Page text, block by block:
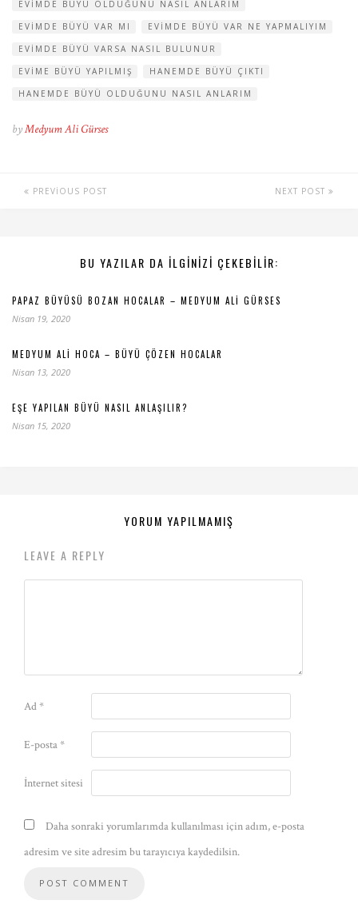
EVIMDE BÜYÜ OLDUĞUNU NASIL ANLARIM
EVIMDE BÜYÜ VAR MI
EVIMDE BÜYÜ VAR NE YAPMALIYIM
EVIMDE BÜYÜ VARSA NASIL BULUNUR
EVIME BÜYÜ YAPILMIŞ
HANEMDE BÜYÜ ÇIKTI
HANEMDE BÜYÜ OLDUĞUNU NASIL ANLARIM
byMedyum Ali Gürses
PREVIOUS POST NEXT POST
BU YAZILAR DA ILGINIZI ÇEKEBILIR:
PAPAZ BÜYÜSÜ BOZAN HOCALAR – MEDYUM ALI GÜRSES
Nisan 19, 2020
MEDYUM ALI HOCA – BÜYÜ ÇÖZEN HOCALAR
Nisan 13, 2020
EŞE YAPILAN BÜYÜ NASIL ANLAŞILIR?
Nisan 15, 2020
YORUM YAPILMAMIŞ
LEAVE A REPLY
Ad*
E-posta*
İnternet sitesi
Daha sonraki yorumlarımda kullanılması için adım, e-posta
adresim ve site adresim bu tarayıcıya kaydedilsin.